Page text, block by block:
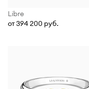
Libre
от 394 200 руб.